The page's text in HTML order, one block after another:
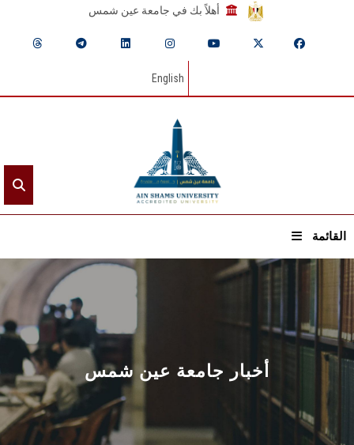
أهلاً بك في جامعة عين شمس
English
القائمة
الرئيسيـة
عن الجامعة
القطاعـات
الشئون الأكاديمية
أخبار جامعة عين شمس